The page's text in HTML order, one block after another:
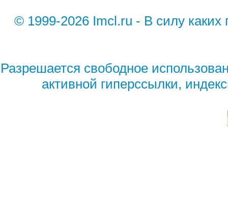
© 1999-2026 Imcl.ru - В силу каких
Разрешается свободное
активной гиперссылки,